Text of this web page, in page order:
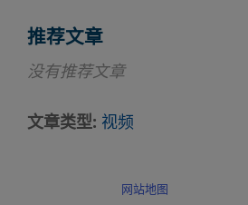
推荐文章
没有推荐文章
文章类型 视频
网站地图